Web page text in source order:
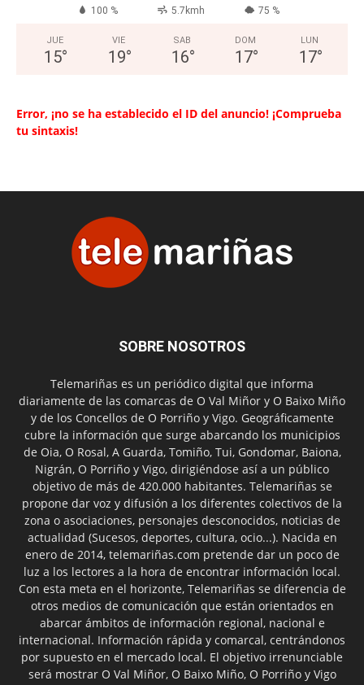
100 % 5.7kmh 75 %
JUE
15°
VIE
19°
SAB
16°
DOM
17°
LUN
17°
Error, ¡no se ha establecido el ID del anuncio! ¡Comprueba
tu sintaxis!
SOBRE NOSOTROS
Telemariñas es un periódico digital que informa
diariamente de las comarcas de O Val Miñor y O Baixo Miño
y de los Concellos de O Porriño y Vigo. Geográficamente
cubre la información que surge abarcando los municipios
de Oia, O Rosal, A Guarda, Tomiño, Tui, Gondomar, Baiona,
Nigrán, O Porriño y Vigo, dirigiéndose así a un público
objetivo de más de 420.000 habitantes. Telemariñas se
propone dar voz y difusión a los diferentes colectivos de la
zona o asociaciones, personajes desconocidos, noticias de
actualidad (Sucesos, deportes, cultura, ocio...). Nacida en
enero de 2014, telemariñas.com pretende dar un poco de
luz a los lectores a la hora de encontrar información local.
Con esta meta en el horizonte, Telemariñas se diferencia de
otros medios de comunicación que están orientados en
abarcar ámbitos de información regional, nacional e
internacional. Información rápida y comarcal, centrándonos
por supuesto en el mercado local. El objetivo irrenunciable
será mostrar O Val Miñor, O Baixo Miño, O Porriño y Vigo